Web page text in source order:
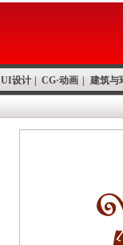
UI设计 CG·动画 建筑与